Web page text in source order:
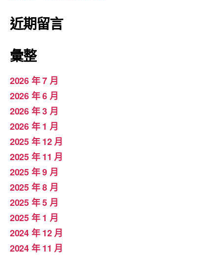
近期留言
彙整
2026 年 7 月
2026 年 6 月
2026 年 3 月
2026 年 1 月
2025 年 12 月
2025 年 11 月
2025 年 9 月
2025 年 8 月
2025 年 5 月
2025 年 1 月
2024 年 12 月
2024 年 11 月